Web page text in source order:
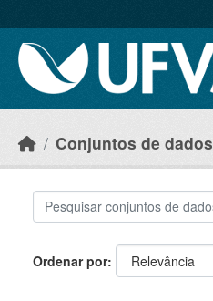
Conjuntos de dados
Ordenar por